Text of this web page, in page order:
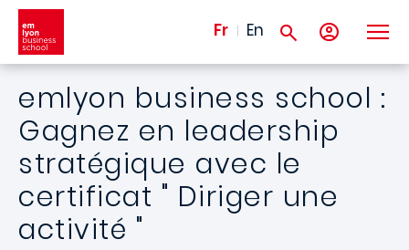
Aller au contenu principal
Fr En
emlyon business school :
Gagnez en leadership
stratégique avec le
certificat " Diriger une
activité "